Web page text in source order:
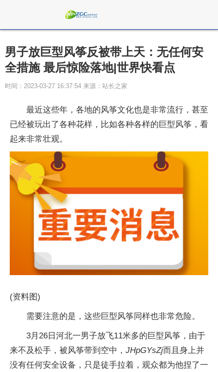
男子放巨型风筝反被带上天：无任何安
全措施 最后惊险落地|世界快看点
时间：2023-03-27 16:37:54 来源：站长之家
最近这些年，各地的风筝文化也是非常流行，甚至
已经被玩出了各种花样，比如各种各样的巨型风筝，看
起来非常壮观。
(资料图)
需要注意的是，这些巨型风筝同样也非常危险。
3月26日河北一男子放飞11米多的巨型风筝，由于
来不及松手，被风筝带到空中， JHpGYsZj而且身上并
没有任何安全设备，只是徒手拉着，观众都为他捏了一